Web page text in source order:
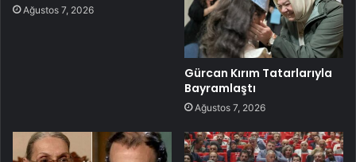
Ağustos 7, 2026
Gürcan Kırım Tatarlarıyla
Bayramlaştı
Ağustos 7, 2026